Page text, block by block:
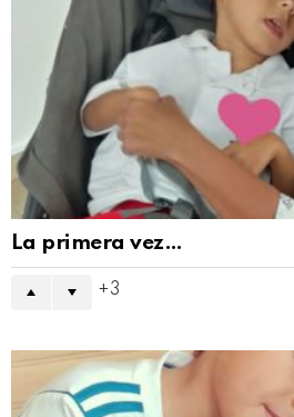
La primera vez…
3